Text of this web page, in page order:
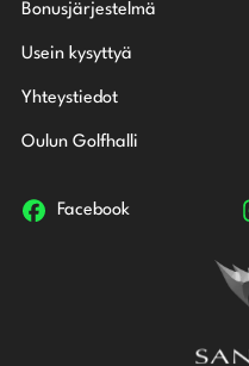
Bonusjärjestelmä
Usein kysyttyä
Yhteystiedot
Oulun Golfhalli
Facebook